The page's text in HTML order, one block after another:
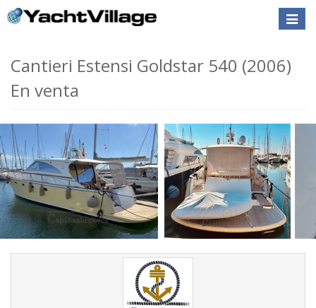
Toggle
Cantieri Estensi Goldstar 540 (2006)
En venta